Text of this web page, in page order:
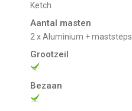
Ketch
Aantal masten
2 x Aluminium + maststeps
Grootzeil
Bezaan